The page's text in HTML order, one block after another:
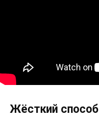
Жёсткий способ